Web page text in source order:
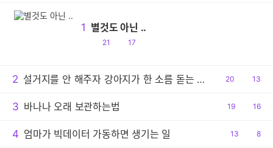
1 별것도 아닌 ..
공
21
댓
17
2 설거지를 안 해주자 강아지가 한 소름 돋는 행동
공
20
댓
13
3 바나나 오래 보관하는법
공
19
댓
16
4 엄마가 빅데이터 가동하면 생기는 일
공
13
댓
8